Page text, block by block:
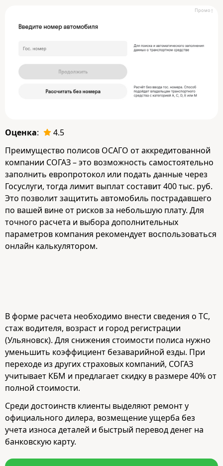
Промо
Оценка:
4.5
Преимущество полисов ОСАГО от аккредитованной
компании СОГАЗ – это возможность самостоятельно
заполнить европротокол или подать данные через
Госуслуги, тогда лимит выплат составит 400 тыс. руб.
Это позволит защитить автомобиль пострадавшего
по вашей вине от рисков за небольшую плату. Для
точного расчета и выбора дополнительных
параметров компания рекомендует воспользоваться
онлайн калькулятором.
В форме расчета необходимо внести сведения о ТС,
стаж водителя, возраст и город регистрации
(Ульяновск). Для снижения стоимости полиса нужно
уменьшить коэффициент безаварийной езды. При
переходе из других страховых компаний, СОГАЗ
учитывает КБМ и предлагает скидку в размере 40% от
полной стоимости.
Среди достоинств клиенты выделяют ремонт у
официального дилера, возмещение ущерба без
учета износа деталей и быстрый перевод денег на
банковскую карту.